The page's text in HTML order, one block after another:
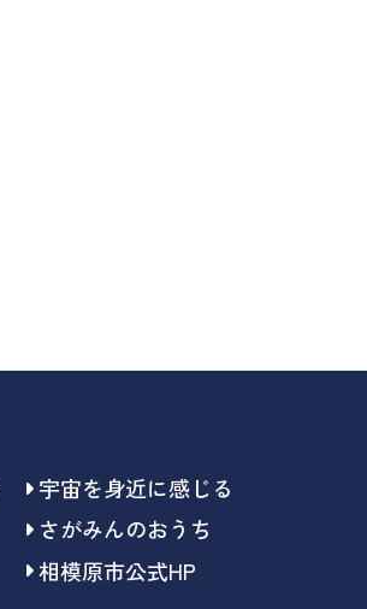
宇宙を身近に感じる
さがみんのおうち
相模原市公式HP